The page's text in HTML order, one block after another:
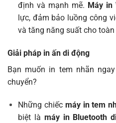
định và mạnh mẽ. Máy in
lực, đảm bảo luồng công
và tăng năng suất cho
Giải pháp in ấn di động
Bạn muốn in tem nhãn
chuyển?
Những chiếc máy in tem
biệt là máy in Bluetooth